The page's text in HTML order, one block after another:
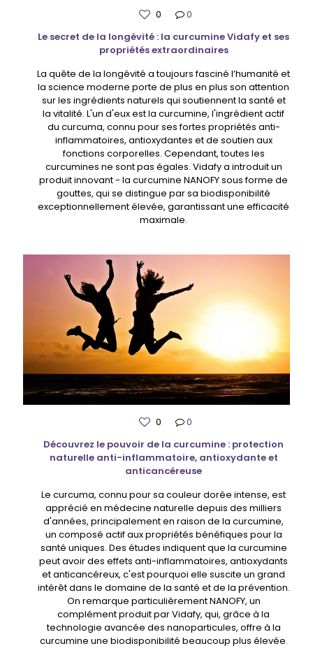
0
0
Le secret de la longévité : la curcumine Vidafy et ses
propriétés extraordinaires
La quête de la longévité a toujours fasciné l’humanité et
la science moderne porte de plus en plus son attention
sur les ingrédients naturels qui soutiennent la santé et
la vitalité. L'un d'eux est la curcumine, l'ingrédient actif
du curcuma, connu pour ses fortes propriétés anti-
inflammatoires, antioxydantes et de soutien aux
fonctions corporelles. Cependant, toutes les
curcumines ne sont pas égales. Vidafy a introduit un
produit innovant - la curcumine NANOFY sous forme de
gouttes, qui se distingue par sa biodisponibilité
exceptionnellement élevée, garantissant une efficacité
maximale.
0
0
Découvrez le pouvoir de la curcumine : protection
naturelle anti-inflammatoire, antioxydante et
anticancéreuse
Le curcuma, connu pour sa couleur dorée intense, est
apprécié en médecine naturelle depuis des milliers
d'années, principalement en raison de la curcumine,
un composé actif aux propriétés bénéfiques pour la
santé uniques. Des études indiquent que la curcumine
peut avoir des effets anti-inflammatoires, antioxydants
et anticancéreux, c'est pourquoi elle suscite un grand
intérêt dans le domaine de la santé et de la prévention.
On remarque particulièrement NANOFY, un
complément produit par Vidafy, qui, grâce à la
technologie avancée des nanoparticules, offre à la
curcumine une biodisponibilité beaucoup plus élevée.